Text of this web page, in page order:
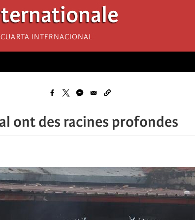
Internacional
ont des racines profondes